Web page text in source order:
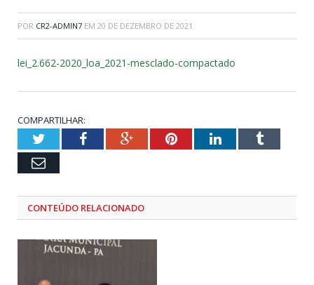
POR CR2-ADMIN7 EM 20 DE DEZEMBRO DE 2021
lei_2.662-2020_loa_2021-mesclado-compactado
COMPARTILHAR:
TwitterFacebookGoogle+PinterestLinkedInTumblr
Email
CONTEÚDO RELACIONADO